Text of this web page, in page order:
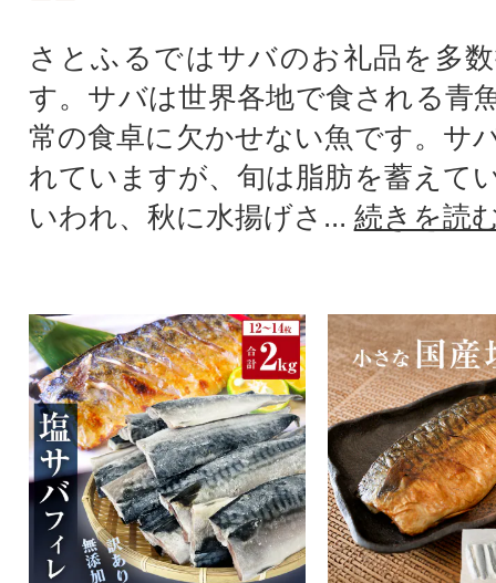
さとふるではサバのお礼品を多
す。サバは世界各地で食される青
常の食卓に欠かせない魚です。サ
れていますが、旬は脂肪を蓄えて
いわれ、秋に水揚げさ... 続きを読